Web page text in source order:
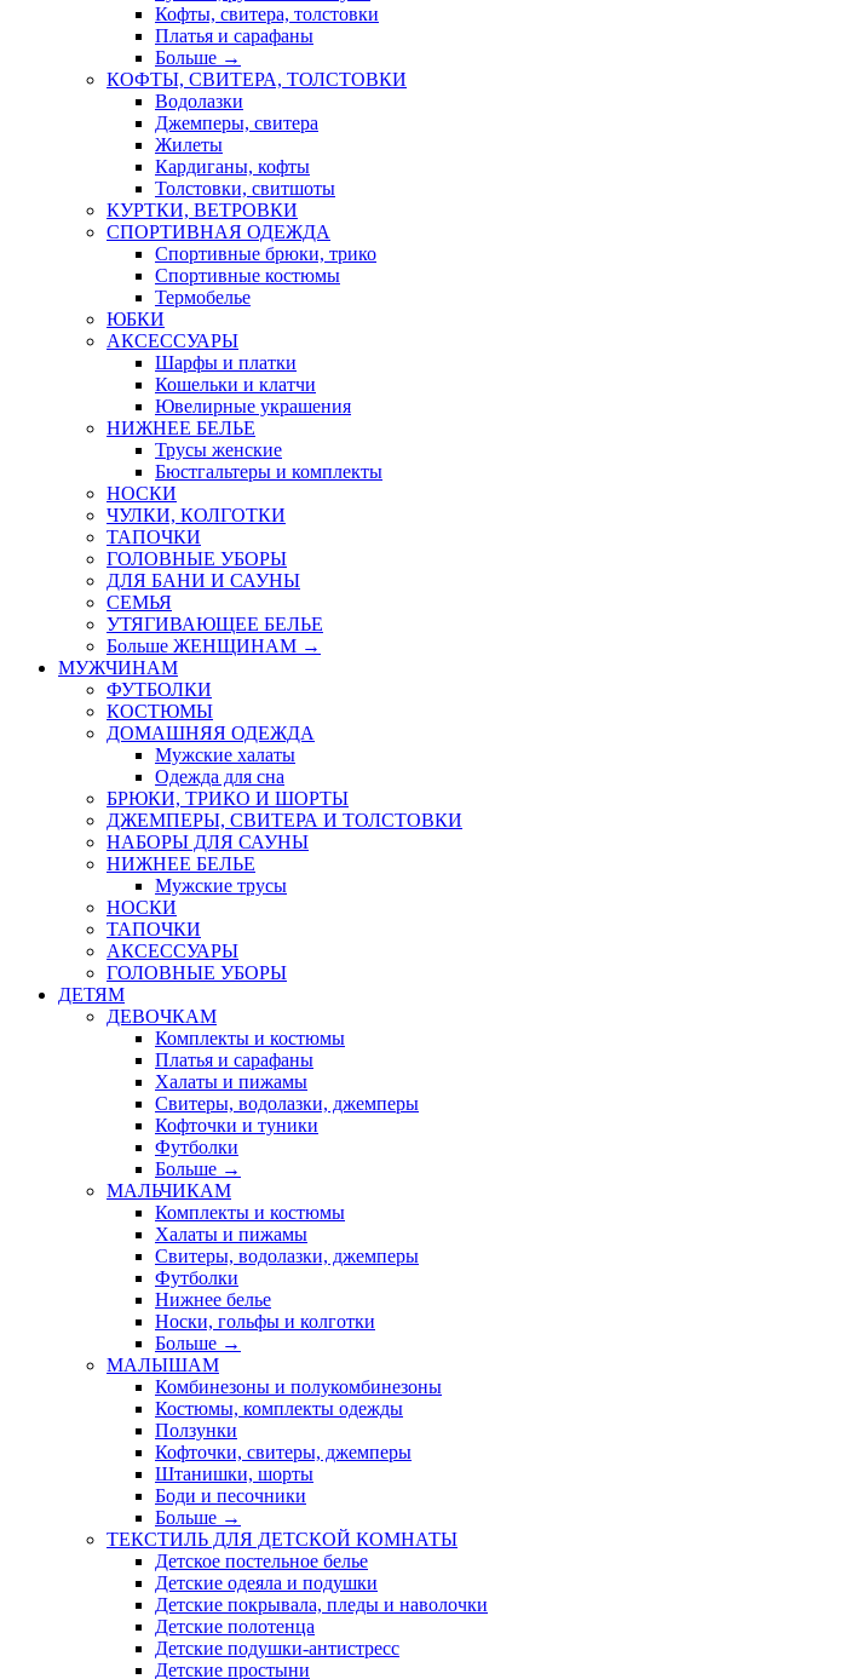
Кофты, свитера, толстовки
Платья и сарафаны
Больше →
КОФТЫ, СВИТЕРА, ТОЛСТОВКИ
Водолазки
Джемперы, свитера
Жилеты
Кардиганы, кофты
Толстовки, свитшоты
КУРТКИ, ВЕТРОВКИ
СПОРТИВНАЯ ОДЕЖДА
Спортивные брюки, трико
Спортивные костюмы
Термобелье
ЮБКИ
AКСЕССУАРЫ
Шарфы и платки
Кошельки и клатчи
Ювелирные украшения
НИЖНЕЕ БЕЛЬЕ
Трусы женские
Бюстгальтеры и комплекты
НОСКИ
ЧУЛКИ, КОЛГОТКИ
ТАПОЧКИ
ГОЛОВНЫЕ УБОРЫ
ДЛЯ БАНИ И САУНЫ
СЕМЬЯ
УТЯГИВАЮЩЕЕ БЕЛЬЕ
Больше ЖЕНЩИНАМ →
МУЖЧИНАМ
ФУТБОЛКИ
КОСТЮМЫ
ДОМАШНЯЯ ОДЕЖДА
Мужские халаты
Одежда для сна
БРЮКИ, ТРИКО И ШОРТЫ
ДЖЕМПЕРЫ, СВИТЕРА И ТОЛСТОВКИ
НАБОРЫ ДЛЯ САУНЫ
НИЖНЕЕ БЕЛЬЕ
Мужские трусы
НОСКИ
ТАПОЧКИ
АКСЕССУАРЫ
ГОЛОВНЫЕ УБОРЫ
ДЕТЯМ
ДЕВОЧКАМ
Комплекты и костюмы
Платья и сарафаны
Халаты и пижамы
Свитеры, водолазки, джемперы
Кофточки и туники
Футболки
Больше →
МАЛЬЧИКАМ
Комплекты и костюмы
Халаты и пижамы
Свитеры, водолазки, джемперы
Футболки
Нижнее белье
Носки, гольфы и колготки
Больше →
МАЛЫШАМ
Комбинезоны и полукомбинезоны
Костюмы, комплекты одежды
Ползунки
Кофточки, свитеры, джемперы
Штанишки, шорты
Боди и песочники
Больше →
ТЕКСТИЛЬ ДЛЯ ДЕТСКОЙ КОМНАТЫ
Детское постельное белье
Детские одеяла и подушки
Детские покрывала, пледы и наволочки
Детские полотенца
Детские подушки-антистресс
Детские простыни